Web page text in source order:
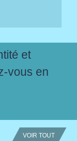
et
vous en
VOIR TOUT